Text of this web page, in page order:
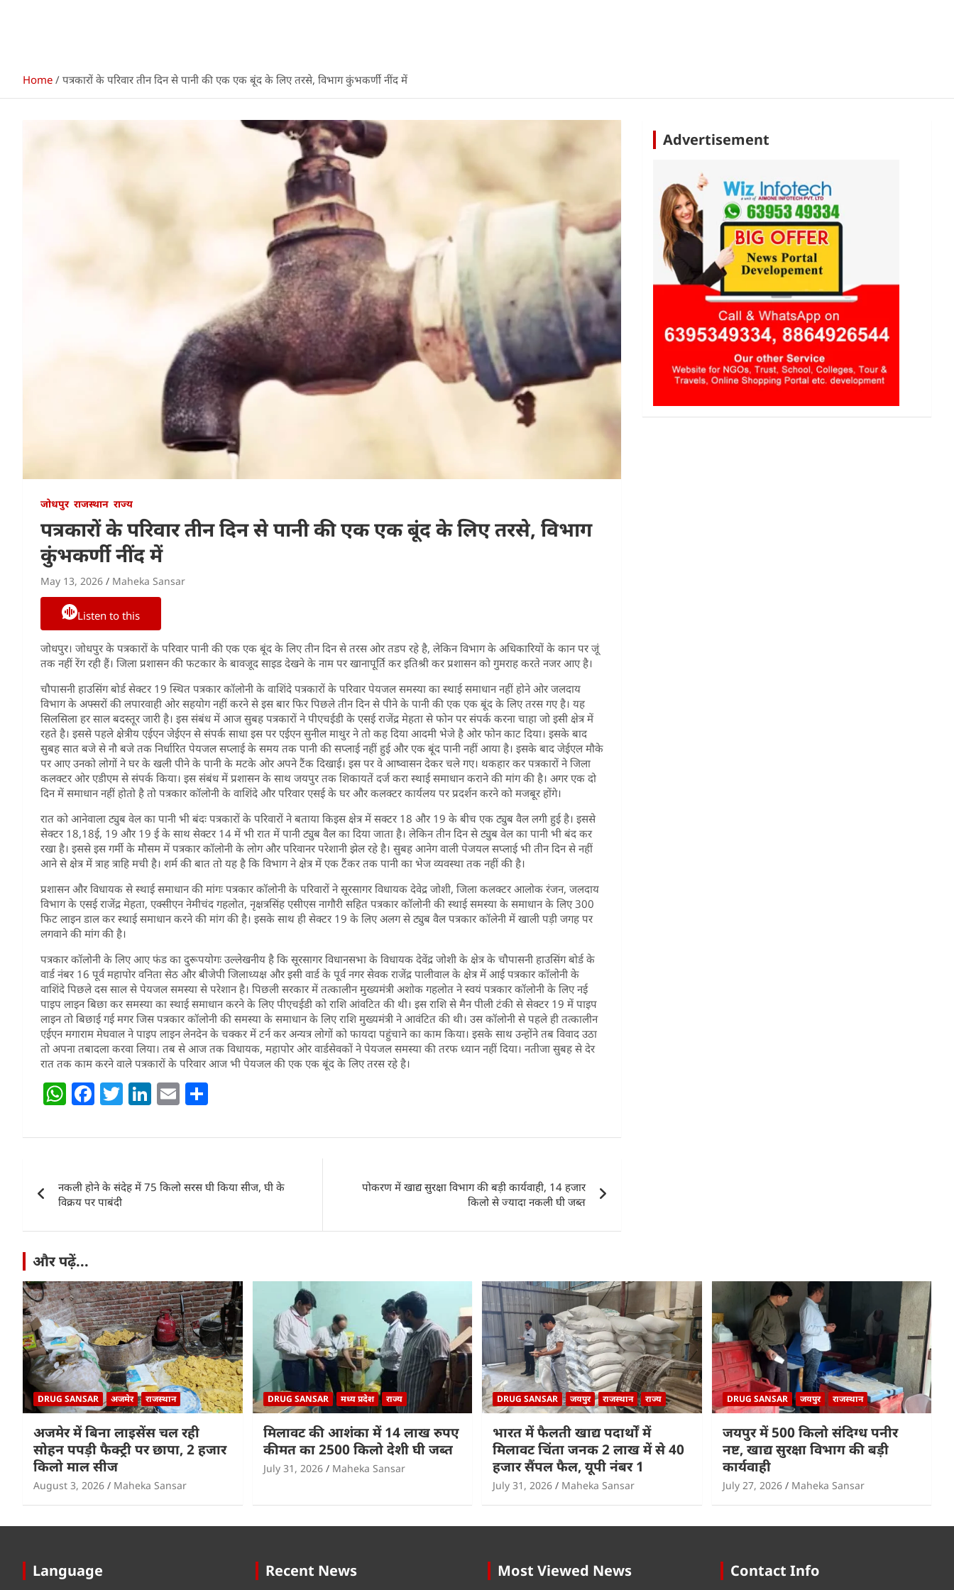
Home पत्रकारों के परिवार तीन दिन से पानी की एक एक बूंद के लिए तरसे, विभाग कुंभकर्णी नींद में
जोधपुर राजस्थान राज्य
पत्रकारों के परिवार तीन दिन से पानी की एक एक बूंद के लिए तरसे, विभाग
कुंभकर्णी नींद में
May 13, 2026 Maheka Sansar
Listen to this
जोधपुर। जोधपुर के पत्रकारों के परिवार पानी की एक एक बूंद के लिए तीन दिन से तरस ओर तडप रहे है, लेकिन विभाग के अधिकारियों के कान पर जूं
तक नहीं रेंग रही हैं। जिला प्रशासन की फटकार के बावजूद साइड देखने के नाम पर खानापूर्ति कर इतिश्री कर प्रशासन को गुमराह करते नजर आए है।
चौपासनी हाउसिंग बोर्ड सेक्टर 19 स्थित पत्रकार कॉलोनी के वाशिंदे पत्रकारों के परिवार पेयजल समस्या का स्थाई समाधान नहीं होने ओर जलदाय
विभाग के अफ्सरों की लपारवाही ओर सहयोग नहीं करने से इस बार फिर पिछले तीन दिन से पीने के पानी की एक एक बूंद के लिए तरस गए है। यह
सिलसिला हर साल बदस्तूर जारी है। इस संबंध में आज सुबह पत्रकारों ने पीएचईडी के एसई राजेंद्र मेहता से फोन पर संपर्क करना चाहा जो इसी क्षेत्र में
रहते है। इससे पहले क्षेत्रीय एईएन जेईएन से संपर्क साधा इस पर एईएन सुनील माथुर ने तो कह दिया आदमी भेजे है ओर फोन काट दिया। इसके बाद
सुबह सात बजे से नौ बजे तक निर्धारित पेयजल सप्लाई के समय तक पानी की सप्लाई नहीं हुई और एक बूंद पानी नहीं आया है। इसके बाद जेईएल मौके
पर आए उनको लोगों ने घर के खली पीने के पानी के मटके ओर अपने टैंक दिखाई। इस पर वे आष्वासन देकर चले गए। थकहार कर पत्रकारों ने जिला
कलक्टर ओर एडीएम से संपर्क किया। इस संबंध में प्रशासन के साथ जयपुर तक शिकायतें दर्ज करा स्थाई समाधान कराने की मांग की है। अगर एक दो
दिन में समाधान नहीं होतो है तो पत्रकार कॉलोनी के वाशिंदे और परिवार एसई के घर और कलक्टर कार्यलय पर प्रदर्शन करने को मजबूर होंगे।
रात को आनेवाला ट्युब वेल का पानी भी बंदः पत्रकारों के परिवारों ने बताया किइस क्षेत्र में सक्टर 18 और 19 के बीच एक ट्युब वैल लगी हुई है। इससे
सेक्टर 18,18ई, 19 और 19 ई के साथ सेक्टर 14 में भी रात में पानी ट्युब वैल का दिया जाता है। लेकिन तीन दिन से ट्युब वेल का पानी भी बंद कर
रखा है। इससे इस गर्मी के मौसम में पत्रकार कॉलोनी के लोग और परिवानर परेशानी झेल रहे है। सुबह आनेग वाली पेजयल सप्लाई भी तीन दिन से नहीं
आने से क्षेत्र में त्राह त्राहि मची है। शर्म की बात तो यह है कि विभाग ने क्षेत्र में एक टैंकर तक पानी का भेज व्यवस्था तक नहीं की है।
प्रशासन और विधायक से स्थाई समाधान की मांगः पत्रकार कॉलोनी के परिवारों ने सूरसागर विधायक देवेद्र जोशी, जिला कलक्टर आलोक रंजन, जलदाय
विभाग के एसई राजेंद्र मेहता, एक्सीएन नेमीचंद गहलोत, नृक्षत्रसिंह एसीएस नागौरी सहित पत्रकार कॉलोनी की स्थाई समस्या के समाधान के लिए 300
फिट लाइन डाल कर स्थाई समाधान करने की मांग की है। इसके साथ ही सेक्टर 19 के लिए अलग से ट्युब वैल पत्रकार कॉलेनी में खाली पड़ी जगह पर
लगवाने की मांग की है।
पत्रकार कॉलोनी के लिए आए फंड का दुरूपयोगः उल्लेखनीय है कि सूरसागर विधानसभा के विधायक देवेंद्र जोशी के क्षेत्र के चौपासनी हाउसिंग बोर्ड के
वार्ड नंबर 16 पूर्व महापोर वनिता सेठ और बीजेपी जिलाध्यक्ष और इसी वार्ड के पूर्व नगर सेवक राजेंद्र पालीवाल के क्षेत्र में आई पत्रकार कॉलोनी के
वाशिंदे पिछले दस साल से पेयजल समस्या से परेशान है। पिछली सरकार में तत्कालीन मुख्यमंत्री अशोक गहलोत ने स्वयं पत्रकार कॉलोनी के लिए नई
पाइप लाइन बिछा कर समस्या का स्थाई समाधान करने के लिए पीएचईडी को राशि आंवटित की थी। इस राशि से मैन पीली टंकी से सेक्टर 19 में पाइप
लाइन तो बिछाई गई मगर जिस पत्रकार कॉलोनी की समस्या के समाधान के लिए राशि मुख्यमंत्री ने आवंटित की थी। उस कॉलोनी से पहले ही तत्कालीन
एईएन मगाराम मेघवाल ने पाइप लाइन लेनदेन के चक्कर में टर्न कर अन्यत्र लोगों को फायदा पहुंचाने का काम किया। इसके साथ उन्होंने तब विवाद उठा
तो अपना तबादला करवा लिया। तब से आज तक विधायक, महापोर ओर वार्डसेवकों ने पेयजल समस्या की तरफ ध्यान नहीं दिया। नतीजा सुबह से देर
रात तक काम करने वाले पत्रकारों के परिवार आज भी पेयजल की एक एक बूंद के लिए तरस रहे है।
W
at
A
p
p
F
c
b
o
o
T
itt
Li
k
dI
E
ai ar
navigation
नकली होने के संदेह में 75 किलो सरस घी किया सीज, घी के
विक्रय पर पाबंदी
पोकरण में खाद्य सुरक्षा विभाग की बड़ी कार्यवाही, 14 हजार
किलो से ज्यादा नकली घी जब्त
Advertisement
और पढ़ें...
DRUG SANSAR अजमेर राजस्थान
अजमेर में बिना लाइसेंस चल रही
सोहन पपड़ी फैक्ट्री पर छापा, 2 हजार
किलो माल सीज
August 3, 2026 Maheka Sansar
DRUG SANSAR मध्य प्रदेश राज्य
मिलावट की आशंका में 14 लाख रुपए
कीमत का 2500 किलो देशी घी जब्त
July 31, 2026 Maheka Sansar
DRUG SANSAR जयपुर राजस्थान राज्य
भारत में फैलती खाद्य पदार्थों में
मिलावट चिंता जनक 2 लाख में से 40
हजार सैंपल फैल, यूपी नंबर 1
July 31, 2026 Maheka Sansar
DRUG SANSAR जयपुर राजस्थान
जयपुर में 500 किलो संदिग्ध पनीर
नष्ट, खाद्य सुरक्षा विभाग की बड़ी
कार्यवाही
July 27, 2026 Maheka Sansar
Language Recent News Most Viewed News Contact Info